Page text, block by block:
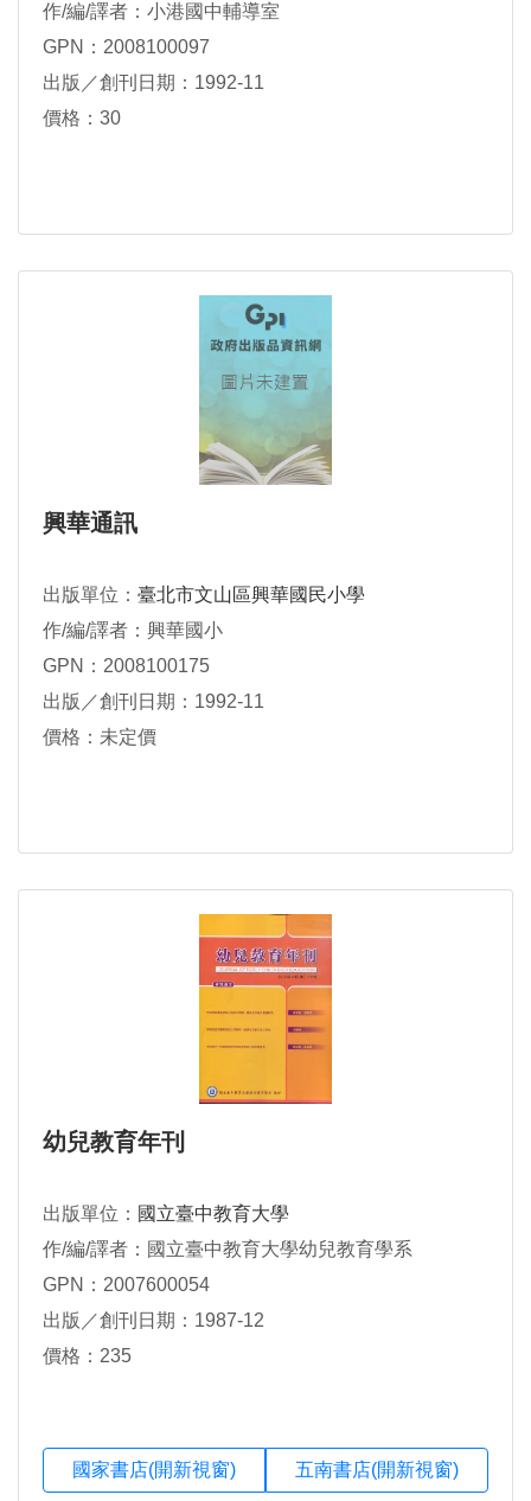
作/編/譯者：小港國中輔導室
GPN：2008100097
出版／創刊日期：1992-11
價格：30
興華通訊
出版單位： 臺北市文山區興華國民小學
作/編/譯者：興華國小
GPN：2008100175
出版／創刊日期：1992-11
價格：未定價
幼兒教育年刊
出版單位： 國立臺中教育大學
作/編/譯者：國立臺中教育大學幼兒教育學系
GPN：2007600054
出版／創刊日期：1987-12
價格：235
國家書店(開新視窗) 五南書店(開新視窗)